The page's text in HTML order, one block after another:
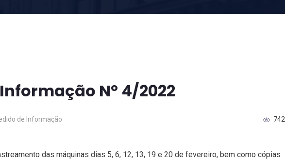
Nº 4/2022
de Informação 742
das máquinas dias 5, 6, 12, 13, 19 e 20 de fevereiro, bem como cópias